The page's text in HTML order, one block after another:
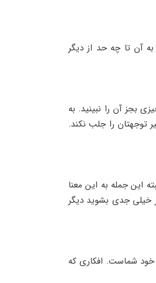
آن تا چه حد از دیگر
بجز آن را نبینید. به
توجهتان را جلب نکند.
این جمله به این معنا
خیلی جدی بشوید دیگر
خود شماست. افکاری که